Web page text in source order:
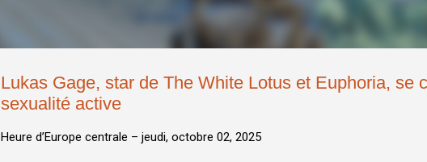
Lukas Gage, star de The White Lotus et Euphoria, se
sexualité active
Heure d’Europe centrale – jeudi, octobre 02, 2025